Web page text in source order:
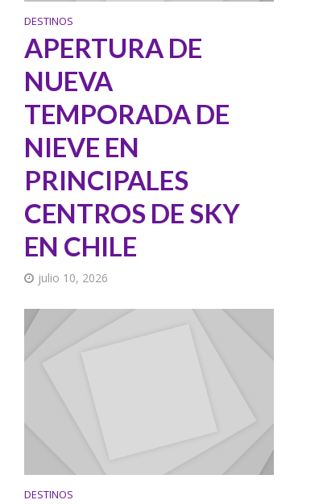
DESTINOS
APERTURA DE
NUEVA
TEMPORADA DE
NIEVE EN
PRINCIPALES
CENTROS DE SKY
EN CHILE
julio 10, 2026
DESTINOS